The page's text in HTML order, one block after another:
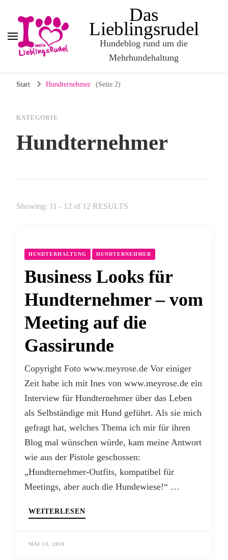
Das
Lieblingsrudel
Hundeblog rund um die
Mehrhundehaltung
Start Hundternehmer (Seite 2)
KATEGORIE
Hundternehmer
Showing: 11 - 12 of 12 RESULTS
HUNDTERHALTUNG HUNDTERNEHMER
Business Looks für
Hundternehmer – vom
Meeting auf die
Gassirunde
Copyright Foto www.meyrose.de Vor einiger
Zeit habe ich mit Ines von www.meyrose.de ein
Interview für Hundternehmer über das Leben
als Selbständige mit Hund geführt. Als sie mich
gefragt hat, welches Thema ich mir für ihren
Blog mal wünschen würde, kam meine Antwort
wie aus der Pistole geschossen:
„Hundternehmer-Outfits, kompatibel für
Meetings, aber auch die Hundewiese!“ …
WEITERLESEN
MAI 13, 2018